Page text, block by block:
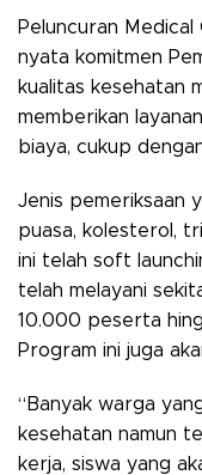
Peluncuran
nyata komitmen
kualitas kesehatan
memberikan
biaya, cukup
Jenis pemeriksaan
puasa, kolesterol,
ini telah soft
telah melayani
10.000 peserta
Program ini juga
“Banyak warga
kesehatan namun
kerja, siswa yang